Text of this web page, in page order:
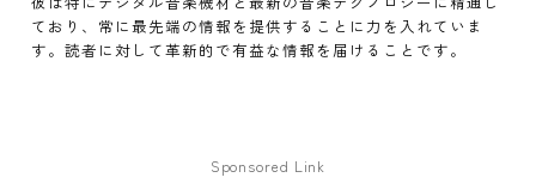
ており、常に最先端の情報を提供することに力を入れていま
す。読者に対して革新的で有益な情報を届けることです。
Sponsored Link